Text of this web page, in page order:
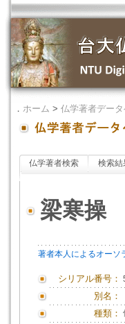
． ホーム > 仏学著者データ
仏学著者検索 検索結
梁寒操
著者本人によるオーソ
シリアル番号：
別名：
種類：